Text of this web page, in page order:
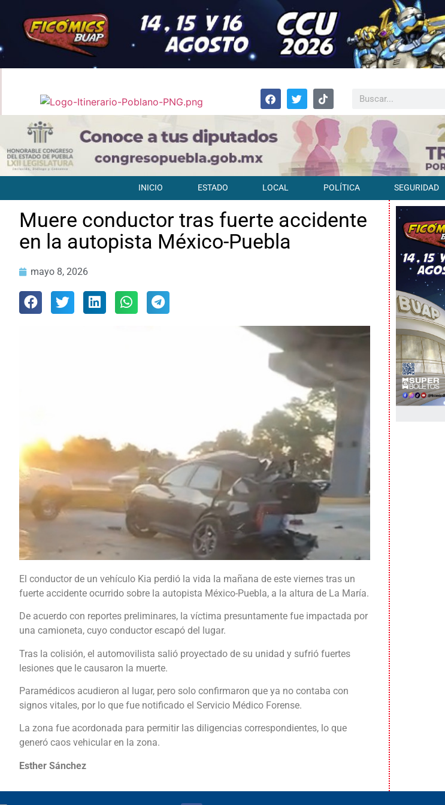
INICIO ESTADO LOCAL POLÍTICA SEGURIDAD
Muere conductor tras fuerte accidente
en la autopista México-Puebla
mayo 8, 2026
El conductor de un vehículo Kia perdió la vida la mañana de este viernes tras un
fuerte accidente ocurrido sobre la autopista México-Puebla, a la altura de La María.
De acuerdo con reportes preliminares, la víctima presuntamente fue impactada por
una camioneta, cuyo conductor escapó del lugar.
Tras la colisión, el automovilista salió proyectado de su unidad y sufrió fuertes
lesiones que le causaron la muerte.
Paramédicos acudieron al lugar, pero solo confirmaron que ya no contaba con
signos vitales, por lo que fue notificado el Servicio Médico Forense.
La zona fue acordonada para permitir las diligencias correspondientes, lo que
generó caos vehicular en la zona.
Esther Sánchez